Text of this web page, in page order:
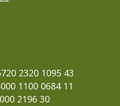
2320 1095 43
1100 0684 11
2196 30